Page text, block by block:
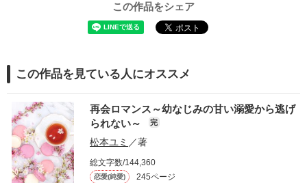
この作品をシェア
この作品を見ている人にオススメ
再会ロマンス～幼なじみの甘い溺愛から逃げ
られない～
完
松本ユミ ／著
総文字数/144,360
恋愛(純愛) 245ページ